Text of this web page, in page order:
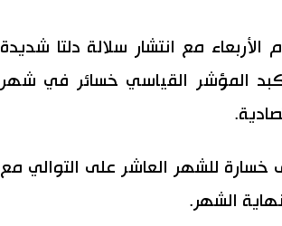
مع انتشار سلالة دلتا شديدة
المؤشر القياسي خسائر في شهر
للشهر العاشر على التوالي مع
الشهر.